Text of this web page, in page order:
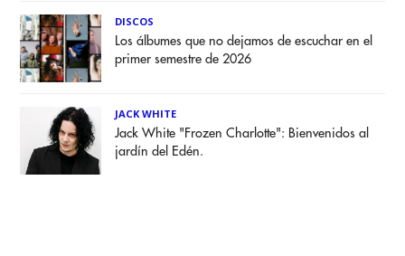
DISCOS
Los álbumes que no dejamos de escuchar en el
primer semestre de 2026
JACK WHITE
Jack White "Frozen Charlotte": Bienvenidos al
jardín del Edén.